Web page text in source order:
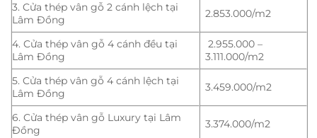
3. Cửa thép vân gỗ 2 cánh lệch tại
Lâm Đồng
2.853.000/m2
4. Cửa thép vân gỗ 4 cánh đều tại
Lâm Đồng
2.955.000 –
3.111.000/m2
5. Cửa thép vân gỗ 4 cánh lệch tại
Lâm Đồng
3.459.000/m2
6. Cửa thép vân gỗ Luxury tại Lâm
Đồng
3.374.000/m2